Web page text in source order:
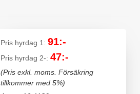
Pris hyrdag 1:91:-
Pris hyrdag 2-:47:-
(Pris exkl. moms. Försäkring
tillkommer med 5%)